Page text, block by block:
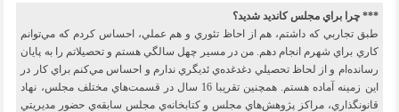
*** چرا براي مجلس كانديد شديد؟
طبق تجاربي كه داشتم، هم از احاظ تئوري و هم عملي، احساس كردم كه مي‌توانم
كاري براي شهرم انجام دهم. من در مسير چهل سالگي هستم و تحصيلاتم را به پايان
رساند‌ه‌ام و از لحاظ تحصيلي دغدغده‌ي ئديگري ندارم و احساس مي‌كنم براي كار در
اين زمينه آماده هستم. همچنين تقريبا 16 سال در قسمت‌هاي مختلف مجلس، نهاد
قانونگذاري، مراكز پژوهش‌هاي مجلس و كتابخانه‌ي مجلس سابقه‌ي حضور مديريتي